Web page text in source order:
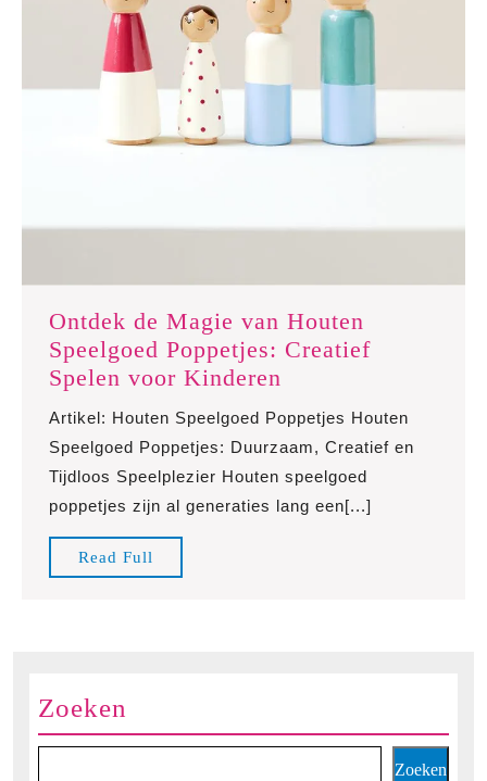
Ontdek de Magie van Houten
Speelgoed Poppetjes: Creatief
Spelen voor Kinderen
Magie
van
Houten
Speelgoed
Artikel: Houten Speelgoed Poppetjes Houten
Speelgoed Poppetjes: Duurzaam, Creatief en
Tijdloos Speelplezier Houten speelgoed
poppetjes zijn al generaties lang een[...]
Read Full
Full
Zoeken
Zoeken